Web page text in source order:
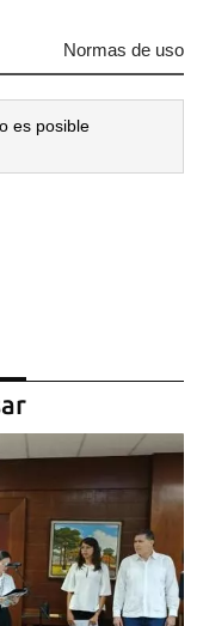
Normas de uso
es posible